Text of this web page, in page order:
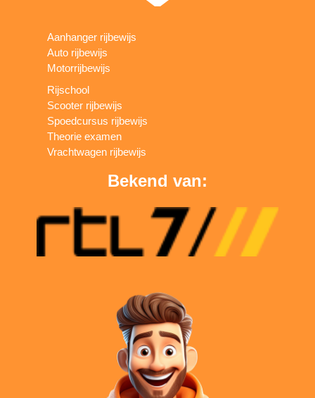
Aanhanger rijbewijs
Auto rijbewijs
Motorrijbewijs
Rijschool
Scooter rijbewijs
Spoedcursus rijbewijs
Theorie examen
Vrachtwagen rijbewijs
Bekend van: